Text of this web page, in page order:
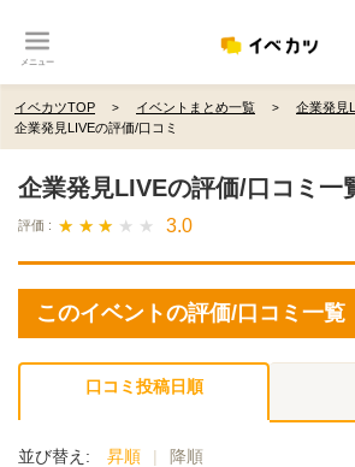
メニュー
イベカツTOP イベントまとめ一覧
企業発見
企業発見LIVEの評価/口コミ
企業発見LIVEの評価/口コミ一
評価 : ★ ★ ★ ★ ★
★ ★ ★ ★ ★ 3.0
このイベントの評価/口コミ一覧
口コミ投稿日順
並び替え: 昇順 | 降順